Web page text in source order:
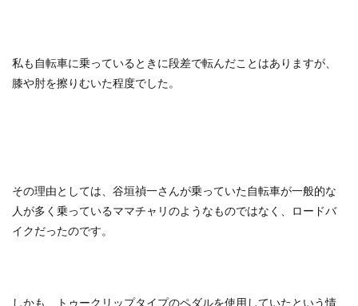
私も自転車に乗っているときに段差で転んだことはありますが、
膝や肘を擦りむいた程度でした。
その理由としては、谷垣禎一さんが乗っていた自転車が一般的な
人が多く乗っているママチャリのようなものではなく、ロードバ
イクだったのです。
しかも、トゥークリップタイプのペダルを使用していたという情